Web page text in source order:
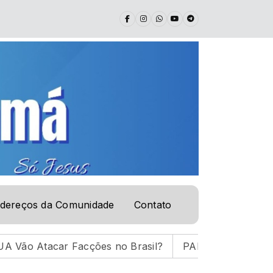
da Comunidade Contato
no Brasil? PALAVRA DE VIDA | 05.08.26 |